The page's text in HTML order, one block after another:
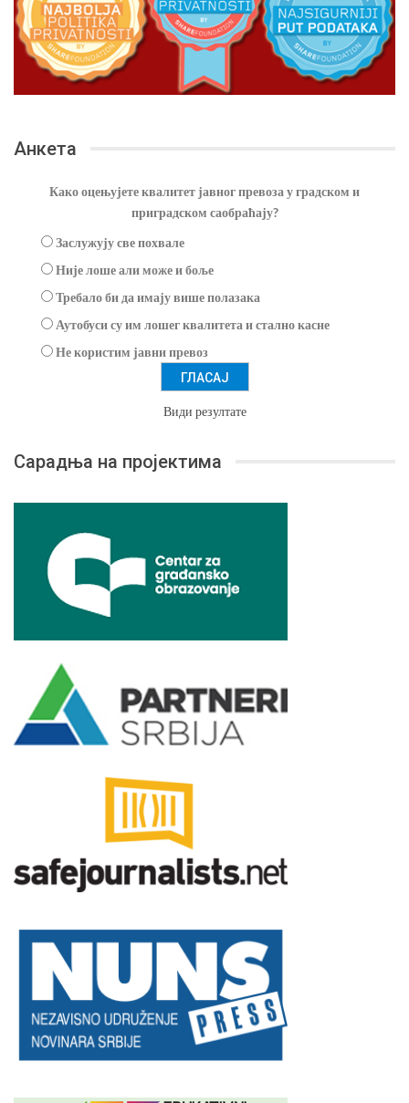
Анкета
Како оцењујете квалитет јавног превоза у градском и
приградском саобраћају?
Заслужују све похвале
Није лоше али може и боље
Требало би да имају више полазака
Аутобуси су им лошег квалитета и стално касне
Не користим јавни превоз
Види резултате
Сарадња на пројектима